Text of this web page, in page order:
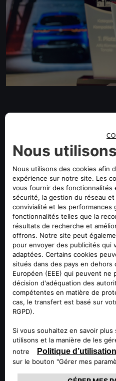
L'excellence primée
plus, Alfa Romeo continue
d'Auto Illustrierte, le principal
qui participe au prestigieux
modèles, 12 catégories
Parmi les participants, c'est
pour la 6ème année
dans la catégorie "Berline
consécutive, Stelvio
SUV/Off-roader". Pour
son premier titre dans la
terrain" : un signe
du public suisse.
En ce qui concerne les